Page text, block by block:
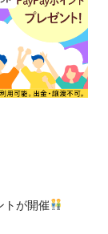
トが開催